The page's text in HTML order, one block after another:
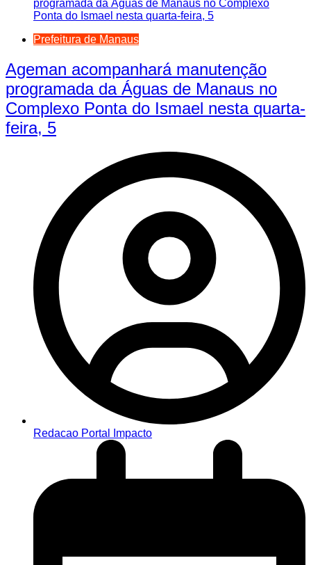
Prefeitura de Manaus
Ageman acompanhará manutenção
programada da Águas de Manaus no
Complexo Ponta do Ismael nesta quarta-
feira, 5
Redacao Portal Impacto